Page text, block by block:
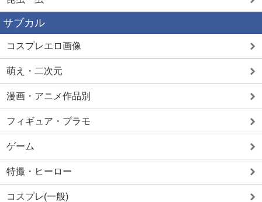
サブカル
コスプレエロ画像
萌え・二次元
漫画・アニメ作品別
フィギュア・プラモ
ゲーム
特撮・ヒーロー
コスプレ(一般)